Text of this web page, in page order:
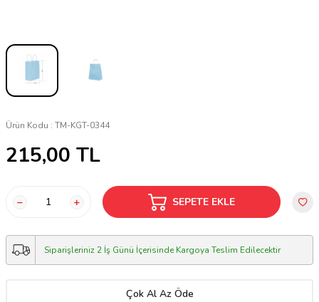
Ürün Kodu : TM-KGT-0344
215,00 TL
SEPETE EKLE
Siparişleriniz 2 İş Günü İçerisinde Kargoya Teslim Edilecektir
Çok Al Az Öde